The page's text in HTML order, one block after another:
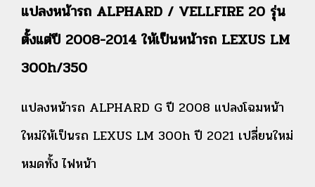
แปลงหน้ารถ ALPHARD / VELLFIRE 20 รุ่น
ตั้งแต่ปี 2008-2014 ให้เป็นหน้ารถ LEXUS LM
300h/350
แปลงหน้ารถ ALPHARD G ปี 2008 แปลงโฉมหน้า
ใหม่ให้เป็นรถ LEXUS LM 300h ปี 2021 เปลี่ยนใหม่
หมดทั้ง ไฟหน้า